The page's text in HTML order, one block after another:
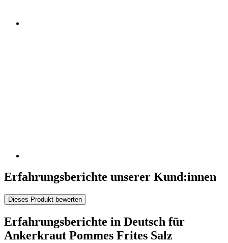
Erfahrungsberichte unserer Kund:innen
Dieses Produkt bewerten
Erfahrungsberichte in Deutsch für
Ankerkraut Pommes Frites Salz